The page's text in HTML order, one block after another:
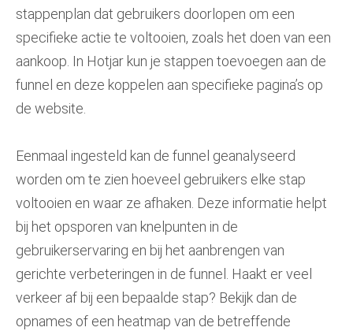
stappenplan dat gebruikers doorlopen om een
specifieke actie te voltooien, zoals het doen van een
aankoop. In Hotjar kun je stappen toevoegen aan de
funnel en deze koppelen aan specifieke pagina’s op
de website.
Eenmaal ingesteld kan de funnel geanalyseerd
worden om te zien hoeveel gebruikers elke stap
voltooien en waar ze afhaken. Deze informatie helpt
bij het opsporen van knelpunten in de
gebruikerservaring en bij het aanbrengen van
gerichte verbeteringen in de funnel. Haakt er veel
verkeer af bij een bepaalde stap? Bekijk dan de
opnames of een heatmap van de betreffende